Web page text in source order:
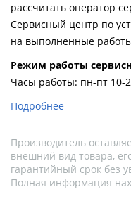
рассчитать оператор
Сервисный центр по
на выполненные
Pежим работы
Часы работы: пн-пт 10-
Подробнее
Производитель
внешний вид товара,
гарантийный срок без
Полная информация